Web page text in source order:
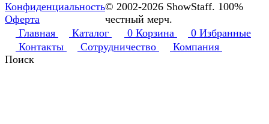
Конфиденциальность
Оферта
© 2002-2026 ShowStaff. 100%
честный мерч.
Главная
Каталог 0 Корзина 0 Избранные
Контакты
Сотрудничество
Компания
Поиск